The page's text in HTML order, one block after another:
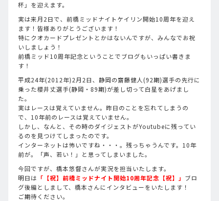
杯」を迎えます。
実は来月2日で、前橋ミッドナイトケイリン開始10周年を迎え
ます！皆様ありがとうございます！
特にクオカードプレゼントとかはないんですが、みんなでお祝
いしましょう！
前橋ミッド10周年記念ということでブログもいっぱい書きま
す！
平成24年(2012年)2月2日、静岡の齋藤健人(92期)選手の先行に
乗った櫻井丈選手(静岡・89期)が差し切って白星をあげまし
た。
実はレースは覚えていません。昨日のことを忘れてしまうの
で、10年前のレースは覚えていません。
しかし、なんと、その時のダイジェストがYoutubeに残ってい
るのを見つけてしまったのです。
インターネットは怖いですね・・・。残っちゃうんです。10年
前が。「声、若い！」と思ってしまいました。
今回ですが、橋本悠督さんが実況を担当いたします。
明日は 「【祝】前橋ミッドナイト開始10周年記念【祝】」 ブロ
グ後編としまして、橋本さんにインタビューをいたします！
ご期待ください。